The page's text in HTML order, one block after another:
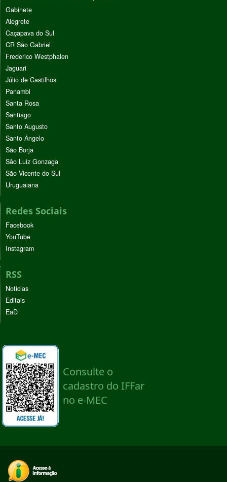
Gabinete
Alegrete
Caçapava do Sul
CR São Gabriel
Frederico Westphalen
Jaguari
Júlio de Castilhos
Panambi
Santa Rosa
Santiago
Santo Augusto
Santo Ângelo
São Borja
São Luiz Gonzaga
São Vicente do Sul
Uruguaiana
Redes Sociais
Facebook
YouTube
Instagram
RSS
Noticias
Editais
EaD